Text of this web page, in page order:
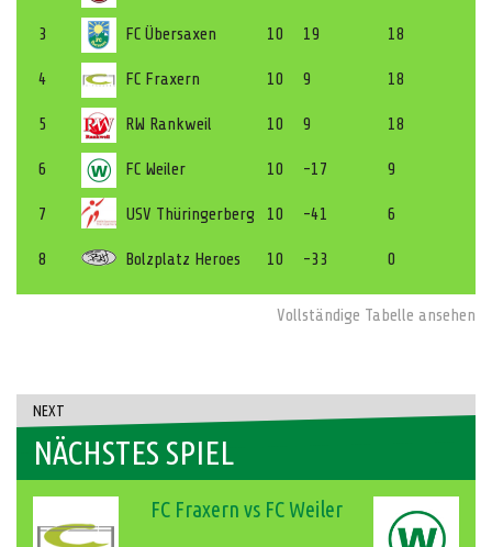
3 FC Übersaxen 10 19 18
4 FC Fraxern 10 9 18
5 RW Rankweil 10 9 18
6 FC Weiler 10 -17 9
7 USV Thüringerberg 10 -41 6
8 Bolzplatz Heroes 10 -33 0
Vollständige Tabelle ansehen
NEXT
NÄCHSTES SPIEL
FC Fraxern vs FC Weiler